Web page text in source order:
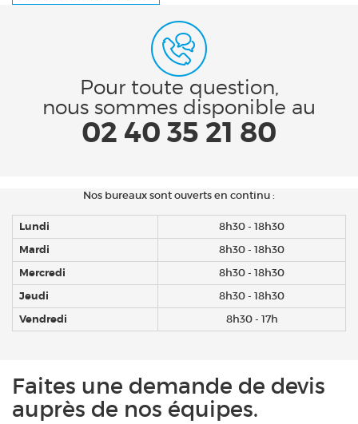
Pour toute question,
nous sommes disponible au
02 40 35 21 80
Nos bureaux sont ouverts en continu :
Lundi
8h30 - 18h30
Mardi
8h30 - 18h30
Mercredi
8h30 - 18h30
Jeudi
8h30 - 18h30
Vendredi
8h30 - 17h
Faites une demande de devis
auprès de nos équipes.